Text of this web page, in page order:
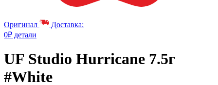
Оригинал
Доставка:
0₽ детали
UF Studio Hurricane 7.5г
#White